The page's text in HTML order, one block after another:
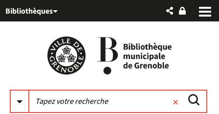
au
auBibliothèques